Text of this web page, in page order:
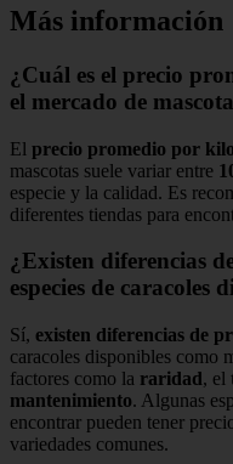
Más información
¿Cuál es el precio
el mercado de
El precio promedio por
mascotas suele variar entre
especie y la calidad. Es
diferentes tiendas para
¿Existen diferencias
especies de caracoles
Sí, existen diferencias de
caracoles disponibles como
factores como la raridad, el
mantenimiento. Algunas
encontrar pueden tener
variedades comunes.